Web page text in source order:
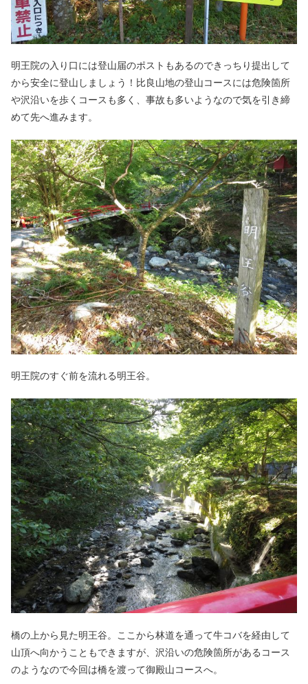
明王院の入り口には登山届のポストもあるのできっちり提出して
から安全に登山しましょう！比良山地の登山コースには危険箇所
や沢沿いを歩くコースも多く、事故も多いようなので気を引き締
めて先へ進みます。
明王院のすぐ前を流れる明王谷。
橋の上から見た明王谷。ここから林道を通って牛コバを経由して
山頂へ向かうこともできますが、沢沿いの危険箇所があるコース
のようなので今回は橋を渡って御殿山コースへ。